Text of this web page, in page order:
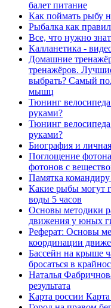
балет питание
Как поймать рыбу
Рыбалка как
Все, что нужно
Калланетика -
Домашние
тренажёров.
выбрать? Самый
мышц
Тюнинг
руками?
Тюнинг
руками?
Биография и
Поглощение
фотонов с
Памятка
Какие рыбы могут
воды 5 часов
Основы методики
движения у юных
Реферат: Основы
координации
Бассейн на крыше
бросаться в
Наталья
результата
Карта россии